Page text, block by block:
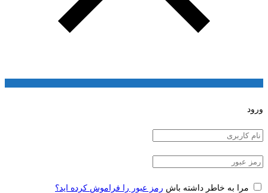
ورود
مرا به خاطر داشته باش رمز عبور را فراموش کرده اید؟